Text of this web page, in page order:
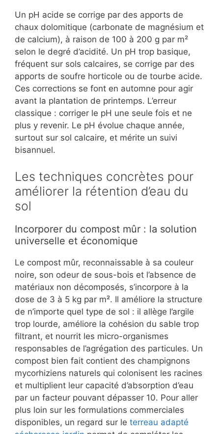
Un pH acide se corrige par des apports de
chaux dolomitique (carbonate de magnésium et
de calcium), à raison de 100 à 200 g par m²
selon le degré d’acidité. Un pH trop basique,
fréquent sur sols calcaires, se corrige par des
apports de soufre horticole ou de tourbe acide.
Ces corrections se font en automne pour agir
avant la plantation de printemps. L’erreur
classique : corriger le pH une seule fois et ne
plus y revenir. Le pH évolue chaque année,
surtout sur sol calcaire, et mérite un suivi
bisannuel.
Les techniques concrètes pour
améliorer la rétention d’eau du
sol
Incorporer du compost mûr : la solution
universelle et économique
Le compost mûr, reconnaissable à sa couleur
noire, son odeur de sous-bois et l’absence de
matériaux non décomposés, s’incorpore à la
dose de 3 à 5 kg par m². Il améliore la structure
de n’importe quel type de sol : il allège l’argile
trop lourde, améliore la cohésion du sable trop
filtrant, et nourrit les micro-organismes
responsables de l’agrégation des particules. Un
compost bien fait contient des champignons
mycorhiziens naturels qui colonisent les racines
et multiplient leur capacité d’absorption d’eau
par un facteur pouvant dépasser 10. Pour aller
plus loin sur les formulations commerciales
disponibles, un regard sur le terreau adapté